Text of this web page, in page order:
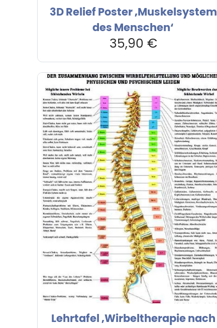
3D Relief Poster ‚Muskelsystem
des Menschen‘
35,90 €
Lehrtafel ‚Wirbeltherapie nach